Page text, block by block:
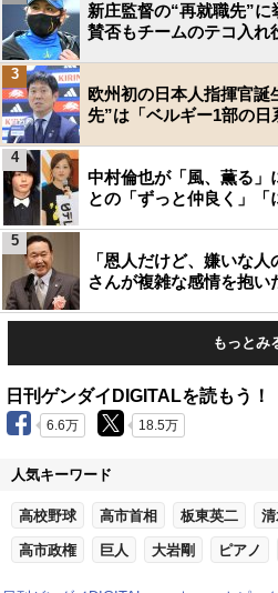
新庄監督の“再就職先”
賛否もチームのテコ入れ
欧州初の日本人指揮官誕
先”は「ベルギー1部の日
3
中村倫也が「風、薫る
との「ずっと仲良く」「
4
「恩人だけど、嫌いな
さんが複雑な感情を抱
5
もっとみ
日刊ゲンダイDIGITALを読もう！
6.6万 18.5万
人気キーワード
高校野球 高市首相 板東英二
高市政権 巨人 大岩剛 ピアノ